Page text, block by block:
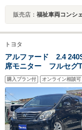
販売店： 福祉車両コンシ
トヨタ
アルファード 2.4
席モニター フルセ
動スライドドア パワ
ー スマートキー2コ
ーズコントロール
購入プラン付 オンライン相談可